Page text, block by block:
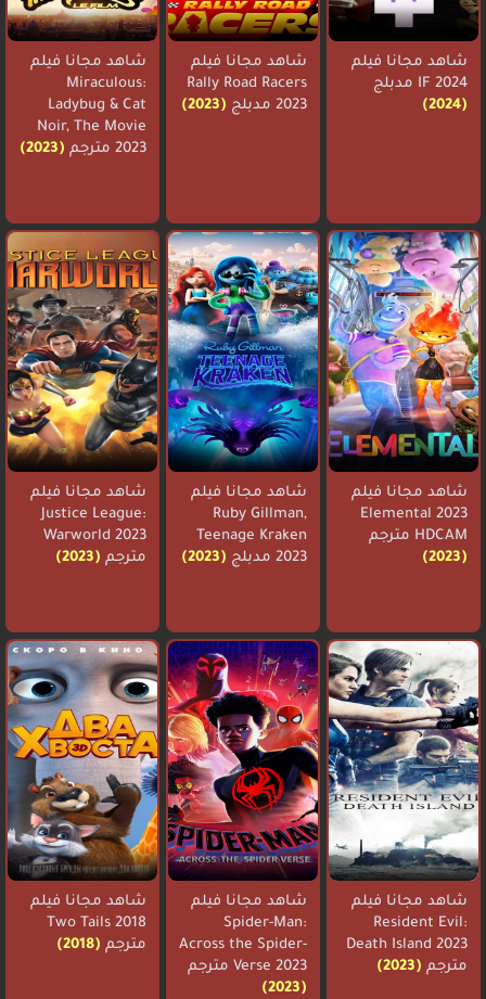
شاهد مجانا فيلم
IF 2024 مدبلج
(2024)
شاهد مجانا فيلم
Rally Road Racers
2023 مدبلج
(2023)
شاهد مجانا فيلم
Miraculous:
Ladybug & Cat
Noir, The Movie
2023 مترجم
(2023)
شاهد مجانا فيلم
Elemental 2023
HDCAM مترجم
(2023)
شاهد مجانا فيلم
Ruby Gillman,
Teenage Kraken
2023 مدبلج
(2023)
شاهد مجانا فيلم
Justice League:
Warworld 2023
مترجم (2023)
شاهد مجانا فيلم
Resident Evil:
Death Island 2023
مترجم (2023)
شاهد مجانا فيلم
Spider-Man:
Across the Spider-
Verse 2023 مترجم
(2023)
شاهد مجانا فيلم
Two Tails 2018
مترجم (2018)